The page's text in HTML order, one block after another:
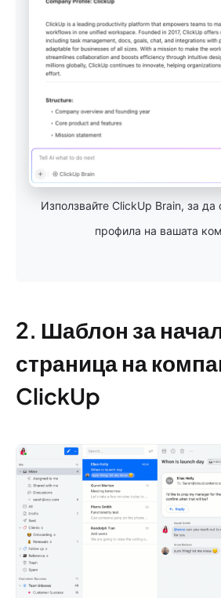
Използвайте ClickUp Brain, за да
профила на вашата
2. Шаблон за
страница на
ClickUp